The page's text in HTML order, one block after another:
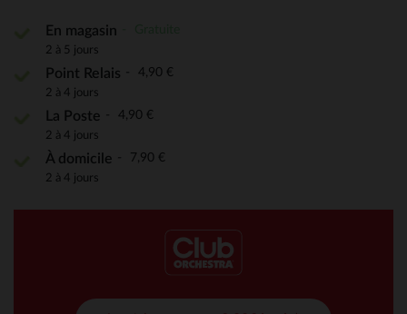
En magasin
2 à 5 jours
Point Relais 4,90 €
2 à 4 jours
La Poste 4,90 €
2 à 4 jours
À domicile 7,90 €
2 à 4 jours